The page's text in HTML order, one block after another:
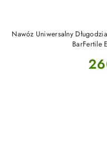
Nawóz Uniwersalny
BarFertile